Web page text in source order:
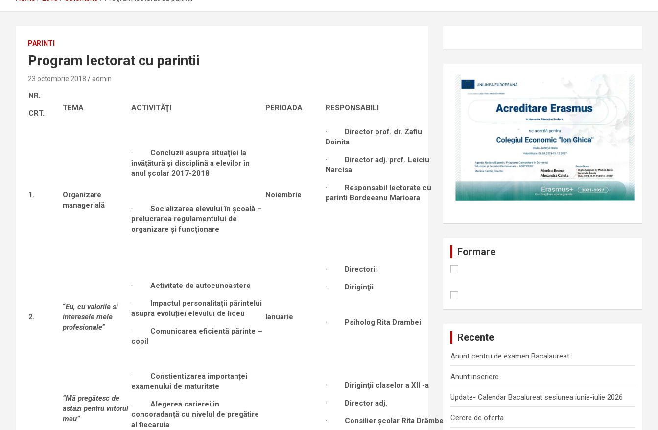
PARINTI
Program lectorat cu parintii
23 octombrie 2018 admin
NR.
CRT.
TEMA ACTIVITĂŢI PERIOADA RESPONSABILI
1.
Organizare
managerială
· Concluzii asupra situaţiei la
învăţătură şi disciplină a elevilor în
anul şcolar 2017-2018
· Socializarea elevului în şcoală –
prelucrarea regulamentului de
organizare şi funcţionare
Noiembrie
· Director prof. dr. Zafiu
Doinita
· Director adj. prof. Leiciu
Narcisa
· Responsabil lectorate cu
parinti Bordeeanu Marioara
2.
“Eu, cu valorile si
interesele mele
profesionale”
· Activitate de autocunoastere
· Impactul personalitații părintelui
asupra evoluției elevului de liceu
· Comunicarea eficientă părinte –
copil
Ianuarie
· Directorii
· Diriginţii
· Psiholog Rita Drambei
“Mă pregătesc de
astăzi pentru viitorul
meu”
· Constientizarea importanței
examenului de maturitate
· Alegerea carierei in
concoradanță cu nivelul de pregătire
al fiecaruia
· Diriginţii claselor a XII -a
· Director adj.
· Consilier şcolar Rita Drâmbei
Formare
Recente
Anunt centru de examen Bacalaureat
Anunt inscriere
Update- Calendar Bacalureat sesiunea iunie-iulie 2026
Cerere de oferta